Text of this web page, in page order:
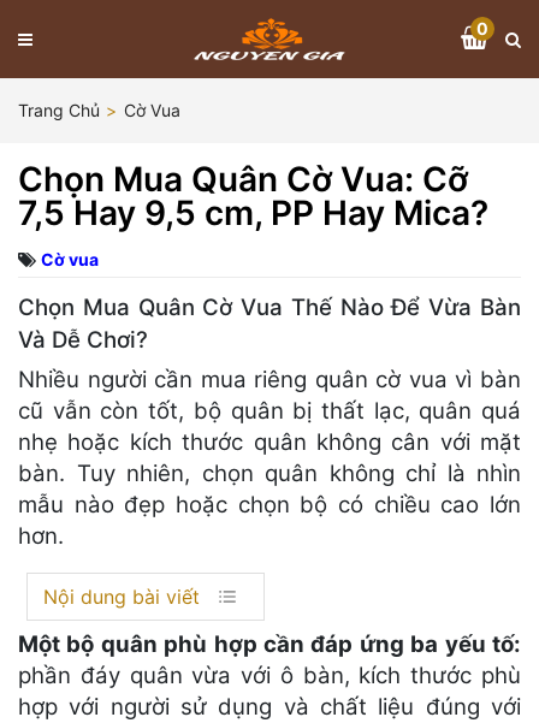
0
Trang Chủ Cờ Vua
Chọn Mua Quân Cờ Vua: Cỡ
7,5 Hay 9,5 cm, PP Hay Mica?
Cờ vua
Chọn Mua Quân Cờ Vua Thế Nào Để Vừa Bàn
Và Dễ Chơi?
Nhiều người cần mua riêng quân cờ vua vì bàn
cũ vẫn còn tốt, bộ quân bị thất lạc, quân quá
nhẹ hoặc kích thước quân không cân với mặt
bàn. Tuy nhiên, chọn quân không chỉ là nhìn
mẫu nào đẹp hoặc chọn bộ có chiều cao lớn
hơn.
Nội dung bài viết
Một bộ quân phù hợp cần đáp ứng ba yếu tố:
phần đáy quân vừa với ô bàn, kích thước phù
hợp với người sử dụng và chất liệu đúng với